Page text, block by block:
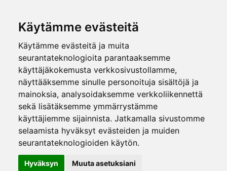
Käytämme evästeitä
Käytämme evästeitä ja muita
seurantateknologioita parantaaksemme
käyttäjäkokemusta verkkosivustollamme,
näyttääksemme sinulle personoituja sisältöjä ja
mainoksia, analysoidaksemme verkkoliikennettä
sekä lisätäksemme ymmärrystämme
käyttäjiemme sijainnista. Jatkamalla sivustomme
selaamista hyväksyt evästeiden ja muiden
seurantateknologioiden käytön.
Hyväksyn Muuta asetuksiani